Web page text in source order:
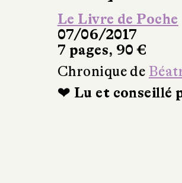
Le Livre de Poche
07/06/2017
7 pages, 90 €
Chronique de
❤ Lu et conseillé